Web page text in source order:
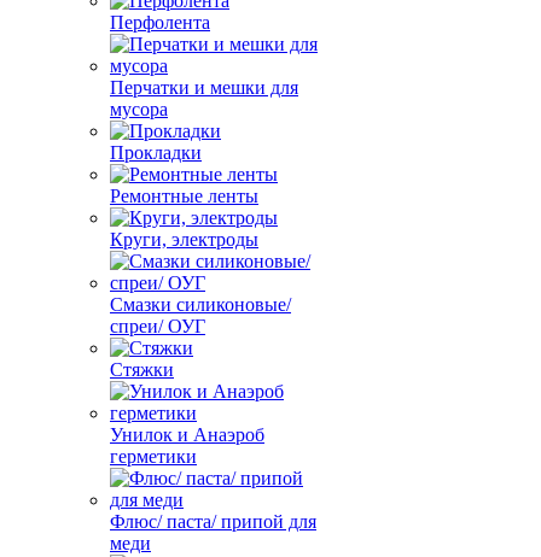
Перфолента
Перчатки и мешки для
мусора
Прокладки
Ремонтные ленты
Круги, электроды
Смазки силиконовые/
спреи/ ОУГ
Стяжки
Унилок и Анаэроб
герметики
Флюс/ паста/ припой для
меди